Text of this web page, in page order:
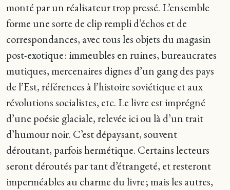
monté par un réalisateur trop pressé. L’ensemble
forme une sorte de clip rempli d’échos et de
correspondances, avec tous les objets du magasin
post-exotique : immeubles en ruines, bureaucrates
mutiques, mercenaires dignes d’un gang des pays
de l’Est, références à l’histoire soviétique et aux
révolutions socialistes, etc. Le livre est imprégné
d’une poésie glaciale, relevée ici ou là d’un trait
d’humour noir. C’est dépaysant, souvent
déroutant, parfois hermétique. Certains lecteurs
seront déroutés par tant d’étrangeté, et resteront
imperméables au charme du livre ; mais les autres,